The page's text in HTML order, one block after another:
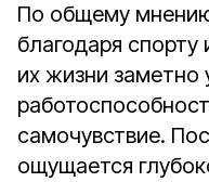
По общему
благодаря спорту
их жизни
самочувствие.
ощущается